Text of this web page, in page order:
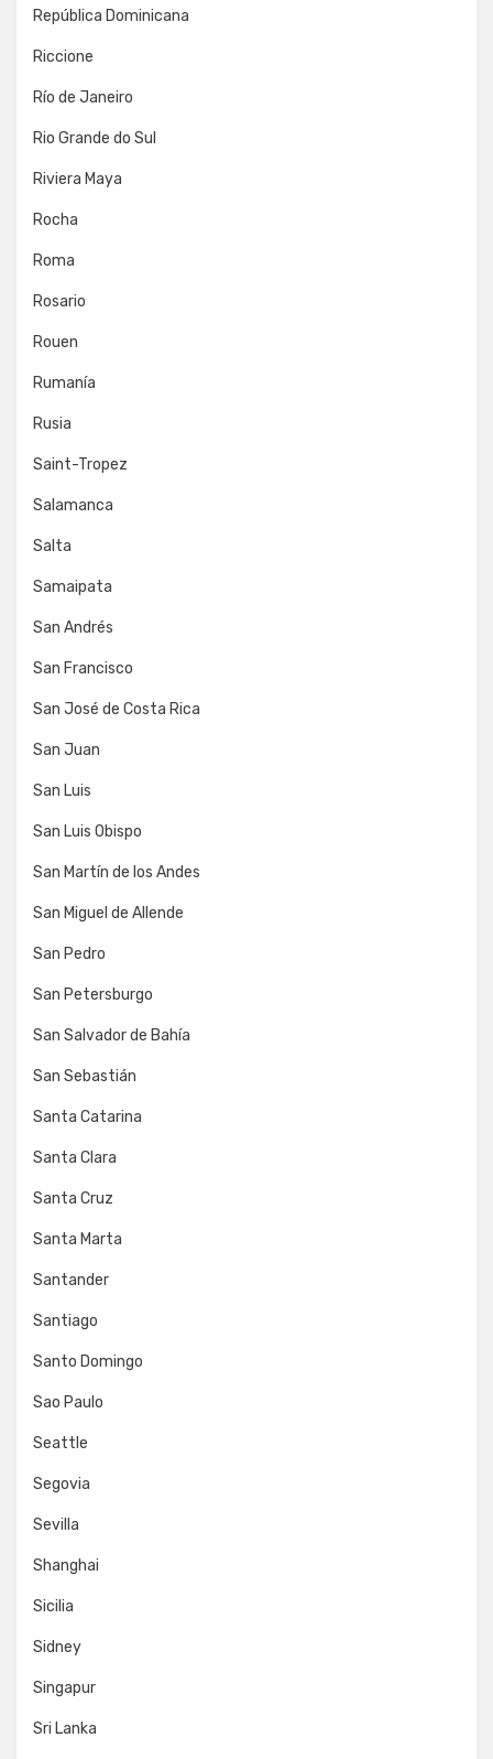
República Dominicana
Riccione
Río de Janeiro
Rio Grande do Sul
Riviera Maya
Rocha
Roma
Rosario
Rouen
Rumanía
Rusia
Saint-Tropez
Salamanca
Salta
Samaipata
San Andrés
San Francisco
San José de Costa Rica
San Juan
San Luis
San Luis Obispo
San Martín de los Andes
San Miguel de Allende
San Pedro
San Petersburgo
San Salvador de Bahía
San Sebastián
Santa Catarina
Santa Clara
Santa Cruz
Santa Marta
Santander
Santiago
Santo Domingo
Sao Paulo
Seattle
Segovia
Sevilla
Shanghai
Sicilia
Sidney
Singapur
Sri Lanka